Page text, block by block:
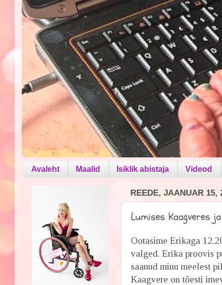
Avaleht Maalid Isiklik abistaja Videod
REEDE, JAANUAR 15,
Lumises Kaagveres ja
Ootasime Erikaga
valged. Erika proovis
saanud minu meelest
Kaagvere on tõesti